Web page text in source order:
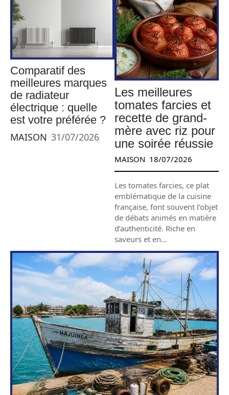
Comparatif des
meilleures marques
de radiateur
électrique : quelle
est votre préférée ?
MAISON 31/07/2026
Les meilleures
tomates farcies et
recette de grand-
mère avec riz pour
une soirée réussie
MAISON 18/07/2026
Les tomates farcies, ce plat
emblématique de la cuisine
française, font souvent l’objet
de débats animés en matière
d’authenticité. Riche en
saveurs et en…